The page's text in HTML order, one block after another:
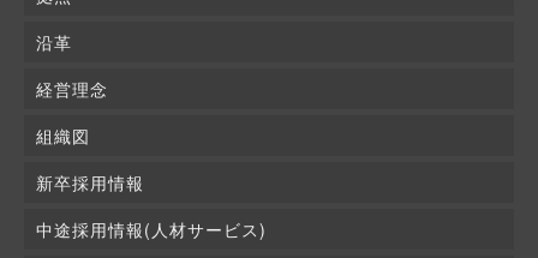
沿革
経営理念
組織図
新卒採用情報
中途採用情報(人材サービス)